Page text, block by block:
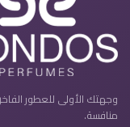
وجهتك الأولى للعطور
منافسة.